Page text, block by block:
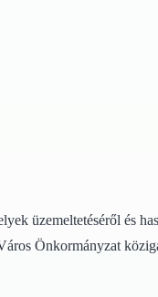
üzemeltetéséről és
Önkormányzat